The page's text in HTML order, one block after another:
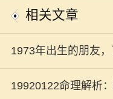
相关文章
1973年出生的朋友
19920122命理解析